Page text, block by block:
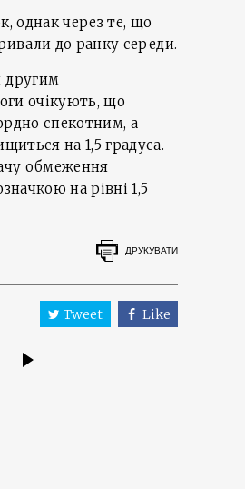
однак через те, що
до ранку середи.
другим
очікують, що
спекотним, а
на 1,5 градуса.
обмеження
на рівні 1,5
ДРУКУВАТИ
Tweet Like